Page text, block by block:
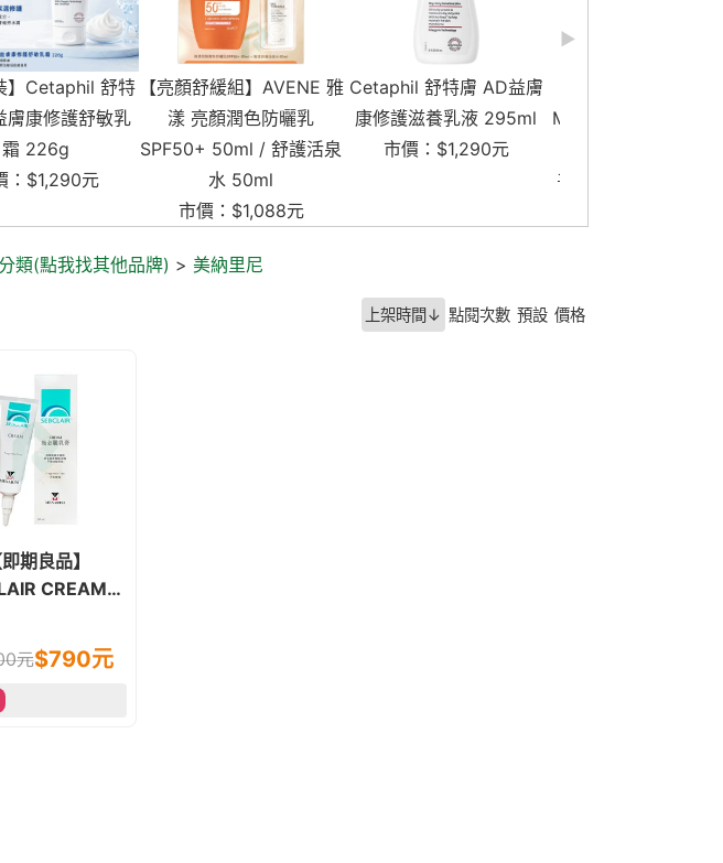
緩組】AVENE 雅
顏潤色防曬乳
50ml / 舒護活泉
水 50ml
Cetaphil 舒特膚 AD益膚
康修護滋養乳液 295ml
市價：$1,290元
即期良品【3入組】
MORAZ 茉娜姿 足部修護
霜 專業版 50ml
類(點我找其他品牌) > 美納里尼
上架時間↓ 點閱次數 預設 價格
即期良品】
CREAM施
原廠公司貨 非
水貨
元$790元